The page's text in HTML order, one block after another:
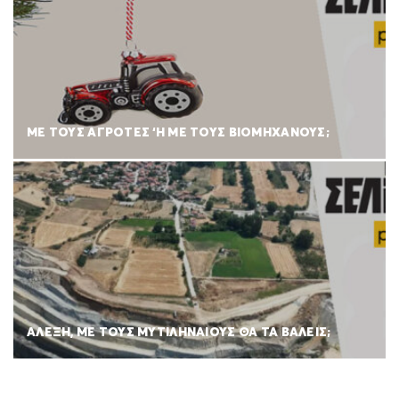
ΜΕ ΤΟΥΣ ΑΓΡΟΤΕΣ ‘Η ΜΕ ΤΟΥΣ ΒΙΟΜΗΧΑΝΟΥΣ;
ΑΛΕΞΗ, ΜΕ ΤΟΥΣ ΜΥΤΙΛΗΝΑΙΟΥΣ ΘΑ ΤΑ ΒΑΛΕΙΣ;